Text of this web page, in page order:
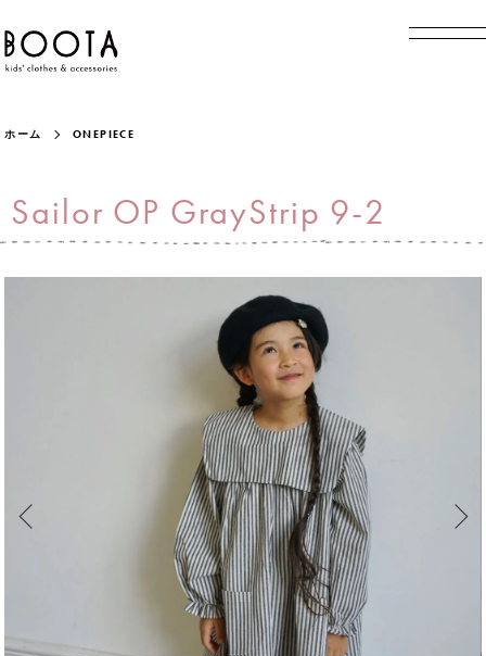
ホーム ONEPIECE
Sailor OP GrayStrip 9-2